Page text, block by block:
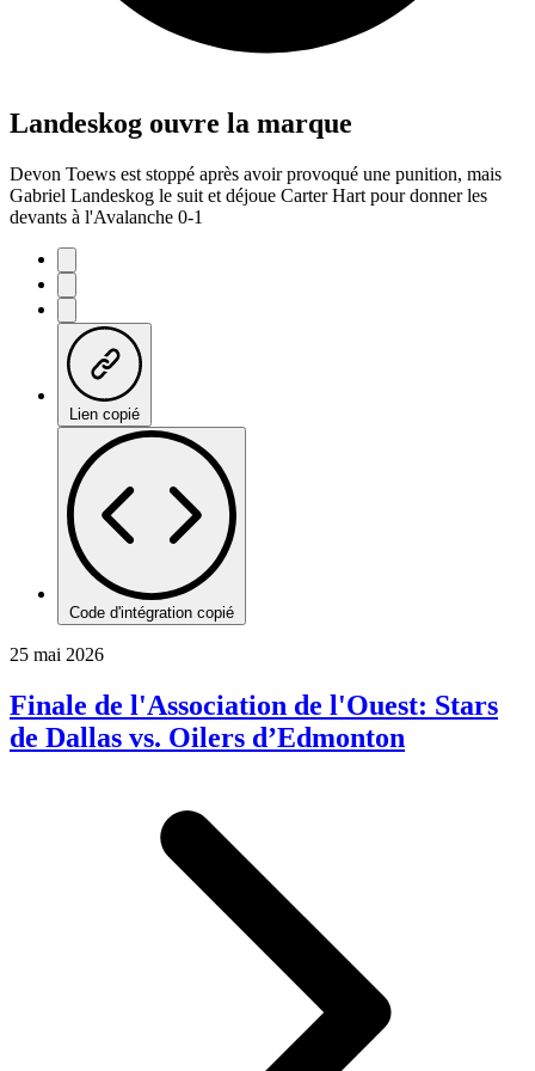
Landeskog ouvre la marque
Devon Toews est stoppé après avoir provoqué une punition, mais
Gabriel Landeskog le suit et déjoue Carter Hart pour donner les
devants à l'Avalanche 0-1
Lien copié
Code d'intégration copié
25 mai 2026
Finale de l'Association de l'Ouest: Stars
de Dallas vs. Oilers d’Edmonton